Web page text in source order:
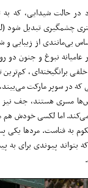
در حالت شیدایی، که به
چشمگیری تبدیل شود
بی‌مانندی از زیبایی و
عامیانه نبوغ و جنون
برانگیخته‌ای، کم‌ترین
در سوپر مارکت می‌بیند،
مسری هستند، جف نیز
اما لکسی خودش
به فناست. مردها یکی
بتواند پیوندی برای به